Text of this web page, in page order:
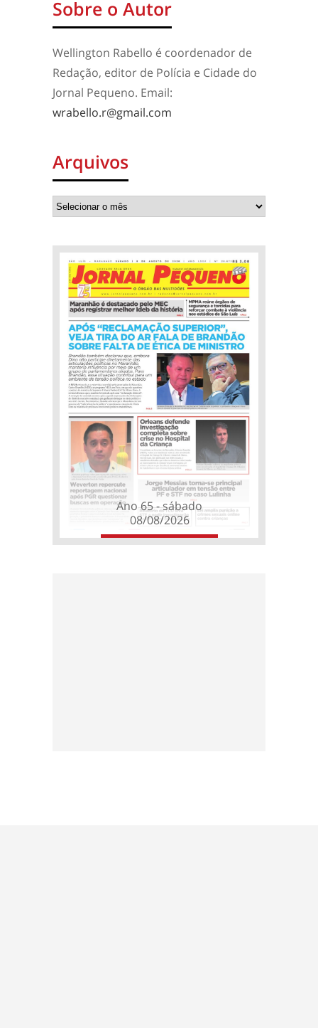
Sobre o Autor
Wellington Rabello é coordenador de
Redação, editor de Polícia e Cidade do
Jornal Pequeno. Email:
wrabello.r@gmail.com
Arquivos
Ano 65 - sábado
08/08/2026